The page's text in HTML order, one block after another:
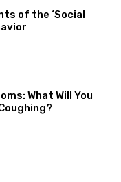
of the ‘Social
What Will You